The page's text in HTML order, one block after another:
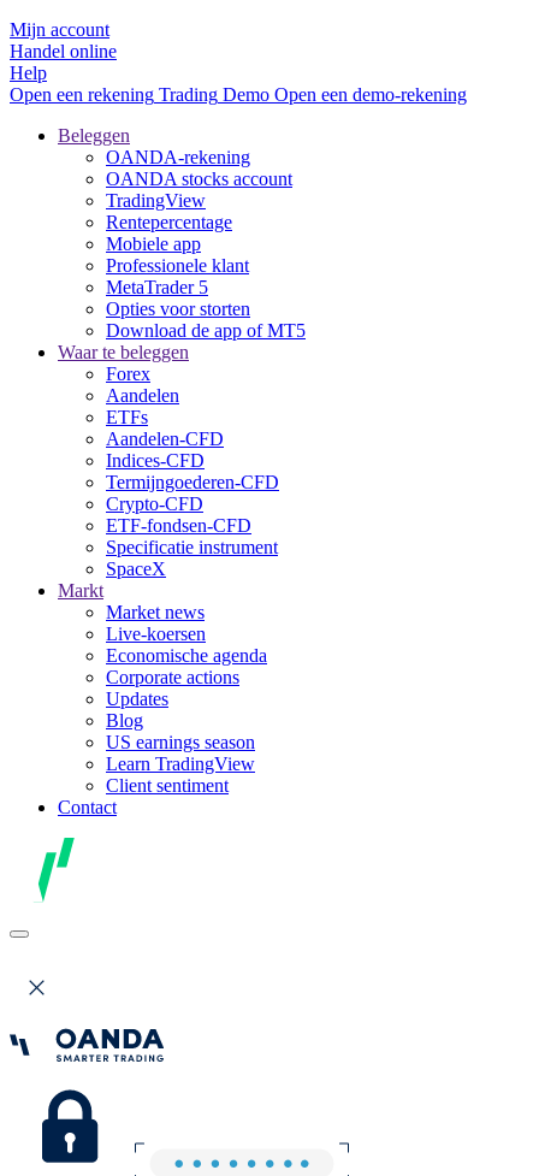
Mijn account
Handel online
Help
Open een rekening Trading Demo Open een demo-rekening
Beleggen
OANDA-rekening
OANDA stocks account
TradingView
Rentepercentage
Mobiele app
Professionele klant
MetaTrader 5
Opties voor storten
Download de app of MT5
Waar te beleggen
Forex
Aandelen
ETFs
Aandelen-CFD
Indices-CFD
Termijngoederen-CFD
Crypto-CFD
ETF-fondsen-CFD
Specificatie instrument
SpaceX
Markt
Market news
Live-koersen
Economische agenda
Corporate actions
Updates
Blog
US earnings season
Learn TradingView
Client sentiment
Contact